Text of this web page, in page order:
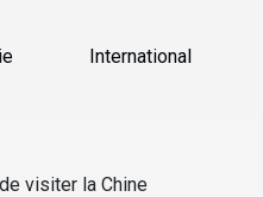
International
visiter la Chine